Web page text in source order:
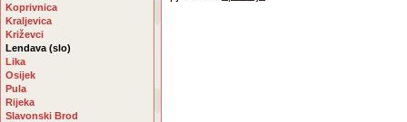
Koprivnica
Kraljevica
Križevci
Lendava (slo)
Lika
Osijek
Pula
Rijeka
Slavonski Brod